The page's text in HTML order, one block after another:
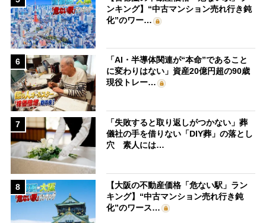
ンキング】“中古マンション売れ行き鈍
化”のワー…
6
「AI・半導体関連が“本命”であること
に変わりはない」資産20億円超の90歳
現役トレー…
7
「失敗すると取り返しがつかない」葬
儀社の手を借りない「DIY葬」の落とし
穴 素人には…
8
【大阪の不動産価格「危ない駅」ラン
キング】“中古マンション売れ行き鈍
化”のワース…